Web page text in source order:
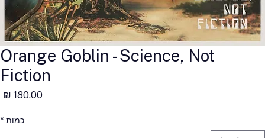
Orange Goblin - Science, Not
Fiction
כמות *